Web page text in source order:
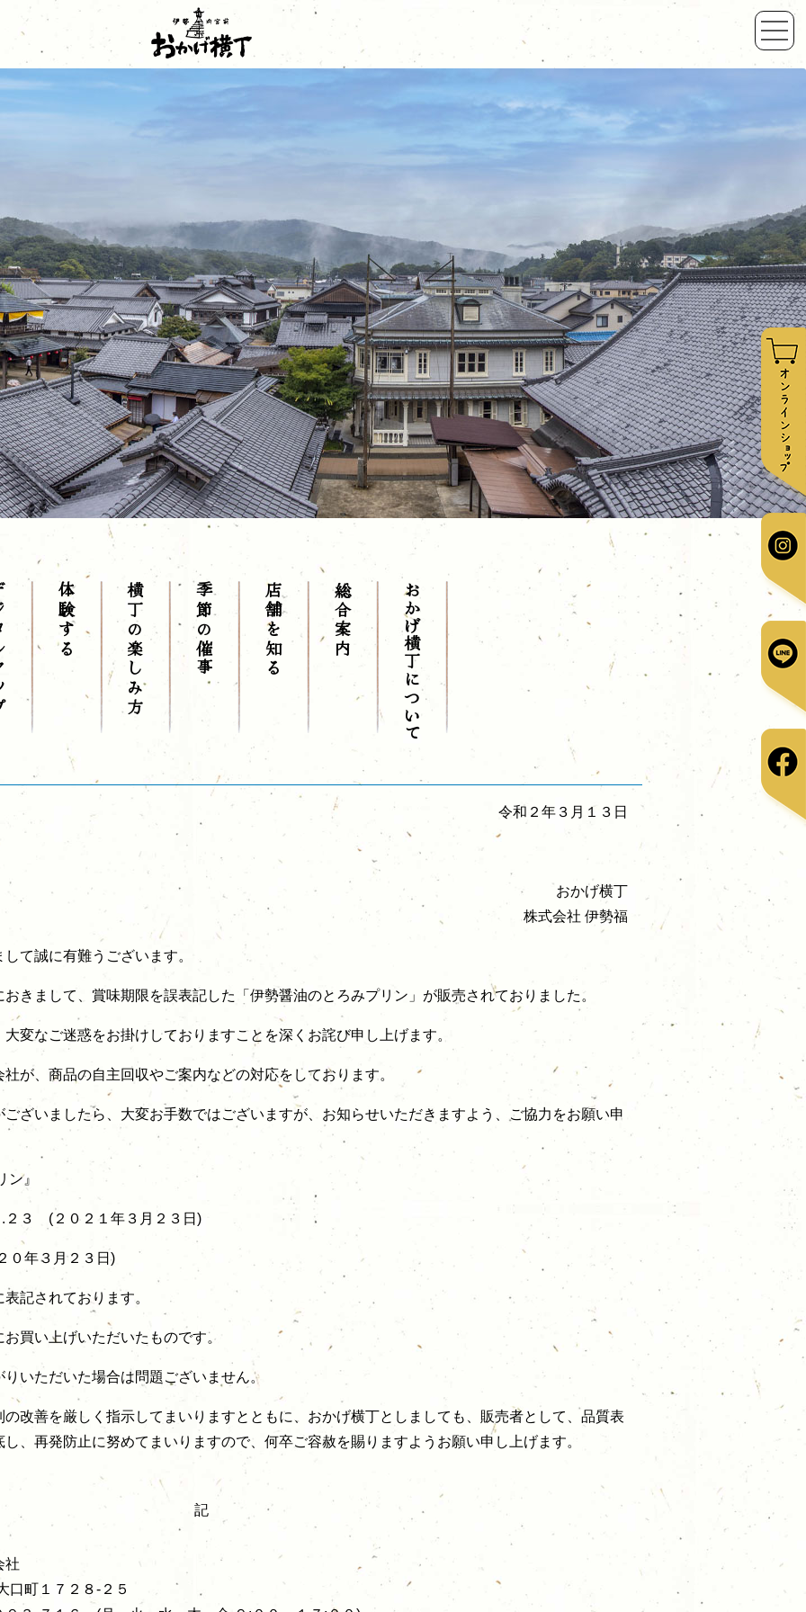
おかげ横丁について
総合案内
店舗を知る
季節の催事
横丁の楽しみ方
体験する
プ
令和２年３月１３日
おかげ横丁
株式会社 伊勢福
て誠に有難うございます。
きまして、賞味期限を誤表記した「伊勢醤油のとろみプリン」が販売されておりました。
変なご迷惑をお掛けしておりますことを深くお詫び申し上げます。
が、商品の自主回収やご案内などの対応をしております。
ざいましたら、大変お手数ではございますが、お知らせいただきますよう、ご協力をお願い申
』
３ (２０２１年３月２３日)
年３月２３日)
記されております。
買い上げいただいたものです。
いただいた場合は問題ございません。
改善を厳しく指示してまいりますとともに、おかげ横丁としましても、販売者として、品質表
、再発防止に努めてまいりますので、何卒ご容赦を賜りますようお願い申し上げます。
記
町１７２８-２５